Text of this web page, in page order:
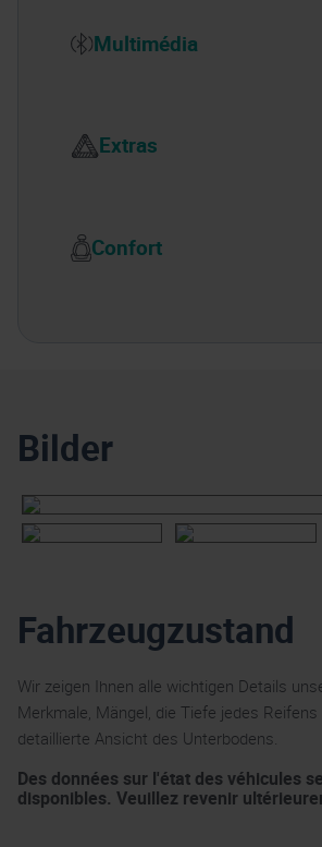
Multimédia
Extras
Confort
Bilder
Fahrzeugzustand
Wir zeigen Ihnen alle wichtigen Details
Merkmale, Mängel, die Tiefe jedes Reifens
detaillierte Ansicht des Unterbodens.
Des données sur l'état des véhicules
disponibles. Veuillez revenir